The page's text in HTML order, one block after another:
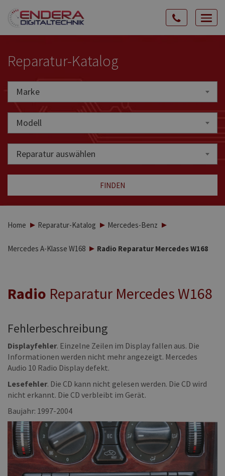
Reparatur-Katalog
MarkeMarke
Modell
Reparatur auswählen
FINDEN
Home Reparatur-Katalog Mercedes-Benz
Mercedes A-Klasse W168 Radio Reparatur Mercedes W168
Radio Reparatur Mercedes W168
Fehlerbeschreibung
Displayfehler. Einzelne Zeilen im Display fallen aus. Die
Informationen werden nicht mehr angezeigt. Mercedes
Audio 10 Radio Display defekt.
Lesefehler. Die CD kann nicht gelesen werden. Die CD wird
nicht erkannt. Die CD verbleibt im Gerät.
Baujahr: 1997-2004